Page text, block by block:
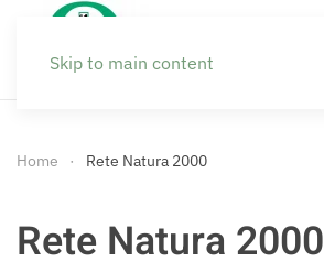
Skip to main content
Home Rete Natura 2000
Rete Natura 2000